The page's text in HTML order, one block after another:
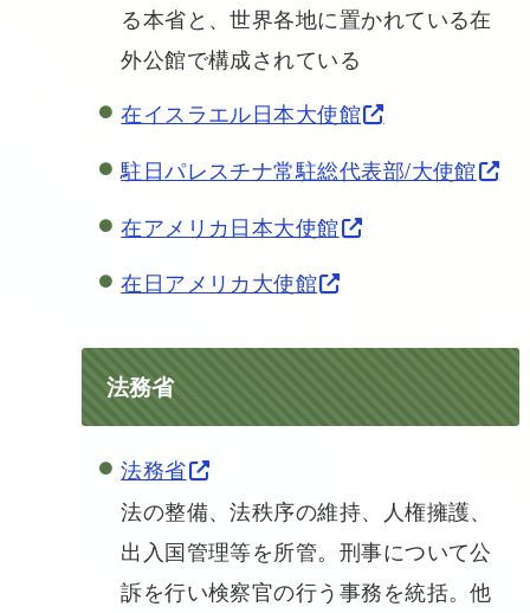
る本省と、世界各地に置かれている在
外公館で構成されている
在イスラエル日本大使館
駐日パレスチナ常駐総代表部/大使館
在アメリカ日本大使館
在日アメリカ大使館
法務省
法務省
法の整備、法秩序の維持、人権擁護、
出入国管理等を所管。刑事について公
訴を行い検察官の行う事務を統括。他